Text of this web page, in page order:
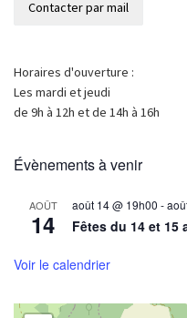
Horaires d'ouverture :
Les mardi et jeudi
de 9h à 12h et de 14h à 16h
Évènements à venir
AOÛT
14
août 14 @ 19h00 -
Fêtes du 14 et 15
Voir le calendrier